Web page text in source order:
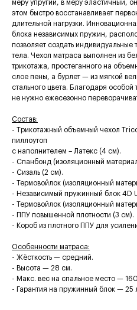
меру упругий, в меру эластичный,
этом быстро восстанавливает
длительной нагрузки.
блока независимых пружин,
позволяет создать
тела. Чехол матраса выполнен из
трикотажа, простеганного на
слое пены, а бурлет — из мягкой
стального цвета. Благодаря особой
не нужно ежесезонно
Состав:
- Трикотажный объемный чехол
пиллоутоп
с наполнителем – Латекс (4 см).
- Спанбонд (изоляционный
- Сизаль (2 см).
- Термовойлок (изоляционный
- Независимый пружинный блок 4D
- Термовойлок (изоляционный
- ППУ повышенной плотности (3 см).
- Короб из плотного ППУ для
Особенности матраса:
- Жёсткость — cредний.
- Высота — 28 см.
- Макс. вес на спальное место — 160
- Гарантия на пружинный блок — 25